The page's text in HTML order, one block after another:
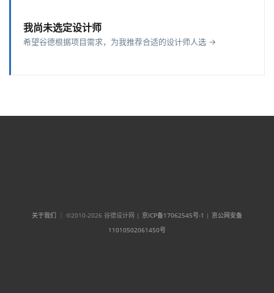
我尚未选定设计师
希望谷德根据项目需求，为我推荐合适的设计师人选 →
关于我们 ｜ ©2010-2026 谷德设计网 | 京ICP备17062545号-1 | 京公网安备
11010502061450号